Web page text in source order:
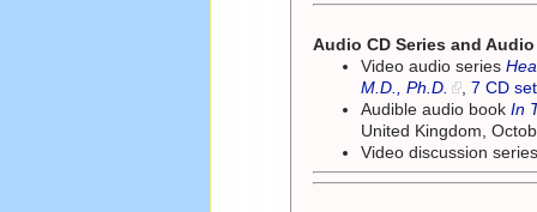
Audio CD Series and
Video audio series
M.D., Ph.D.
,7 CD set
Audible audio bookIn
United Kingdom,
Video discussion